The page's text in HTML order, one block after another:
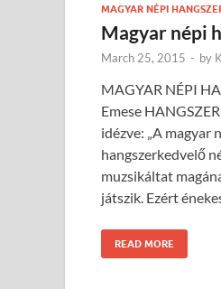
MAGYAR NÉPI
Magyar népi
March 25, 2015 - by
MAGYAR NÉPI
Emese
idézve: „A magyar
hangszerkedvelő
muzsikáltat
játszik. Ezért
READ MORE